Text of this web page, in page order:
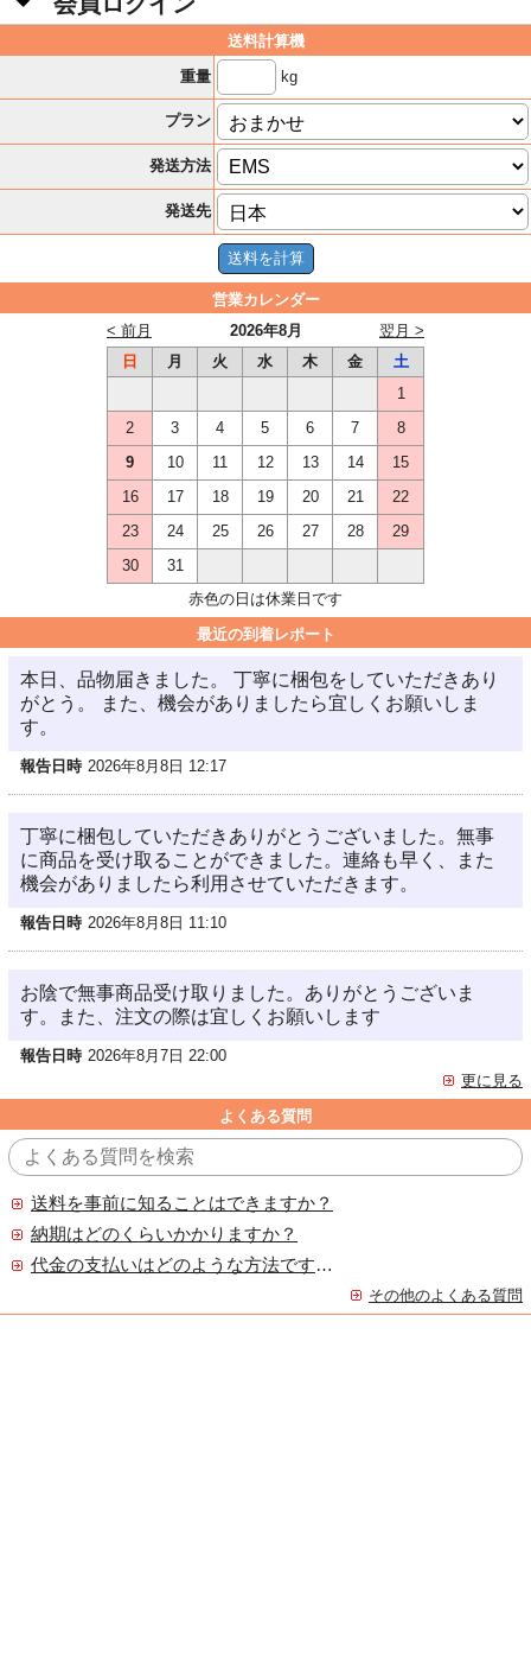
送料計算機
重量
kg
プラン
発送方法
発送先
営業カレンダー
2026年8月
< 前月
翌月 >
日
月 火 水 木 金
土
1
2
3 4 5 6 7
8
9
10 11 12 13 14
15
16
17 18 19 20 21
22
23
24 25 26 27 28
29
30
31
赤色の日は休業日です
最近の到着レポート
本日、品物届きました。 丁寧に梱包をしていただきあり
がとう。 また、機会がありましたら宜しくお願いしま
す。
報告日時 2026年8月8日 12:17
丁寧に梱包していただきありがとうございました。無事
に商品を受け取ることができました。連絡も早く、また
機会がありましたら利用させていただきます。
報告日時 2026年8月8日 11:10
お陰で無事商品受け取りました。ありがとうございま
す。また、注文の際は宜しくお願いします
報告日時 2026年8月7日 22:00
更に見る
よくある質問
送料を事前に知ることはできますか？
納期はどのくらいかかりますか？
代金の支払いはどのような方法ですか？
その他のよくある質問